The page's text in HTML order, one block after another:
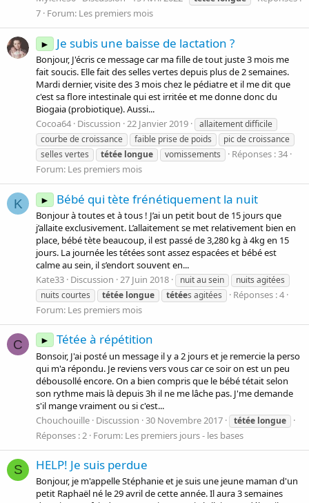
7 Forum: Les premiers mois
► Je subis une baisse de lactation ?
Bonjour, J'écris ce message car ma fille de tout juste 3 mois me
fait soucis. Elle fait des selles vertes depuis plus de 2 semaines.
Mardi dernier, visite des 3 mois chez le pédiatre et il me dit que
c'est sa flore intestinale qui est irritée et me donne donc du
Biogaia (probiotique). Aussi...
Cocoa64 Discussion 22 Janvier 2019
allaitement difficile
courbe de croissance
faible prise de poids
pic de croissance
selles vertes
tétée longue vomissements
Réponses : 34
Forum: Les premiers mois
K ► Bébé qui tète frénétiquement la nuit
Bonjour à toutes et à tous ! J’ai un petit bout de 15 jours que
j’allaite exclusivement. L’allaitement se met relativement bien en
place, bébé tète beaucoup, il est passé de 3,280 kg à 4kg en 15
jours. La journée les tétées sont assez espacées et bébé est
calme au sein, il s’endort souvent en...
Kate33 Discussion 27 Juin 2018 nuit au sein
nuits agitées
nuits courtes
tétée longue tétées agitées
Réponses : 4
Forum: Les premiers mois
C ► Tétée à répétition
Bonsoir, J'ai posté un message il y a 2 jours et je remercie la perso
qui m'a répondu. Je reviens vers vous car ce soir on est un peu
débousollé encore. On a bien compris que le bébé tétait selon
son rythme mais là depuis 3h il ne me lâche pas. J'me demande
s'il mange vraiment ou si c'est...
Chouchouille Discussion 30 Novembre 2017 tétée longue
Réponses : 2 Forum: Les premiers jours - les bases
S HELP! Je suis perdue
Bonjour, je m'appelle Stéphanie et je suis une jeune maman d'un
petit Raphaël né le 29 avril de cette année. Il aura 3 semaines